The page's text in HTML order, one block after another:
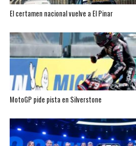
El certamen nacional vuelve a El Pinar
MotoGP pide pista en Silverstone